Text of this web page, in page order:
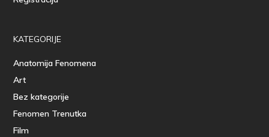
KATEGORIJE
Anatomija Fenomena
Art
Bez kategorije
Fenomen Trenutka
Film